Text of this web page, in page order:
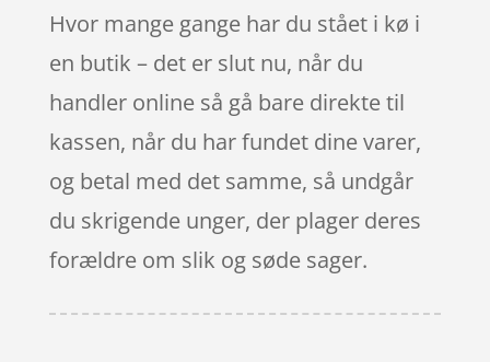
Hvor mange gange har du stået i kø i
en butik – det er slut nu, når du
handler online så gå bare direkte til
kassen, når du har fundet dine varer,
og betal med det samme, så undgår
du skrigende unger, der plager deres
forældre om slik og søde sager.